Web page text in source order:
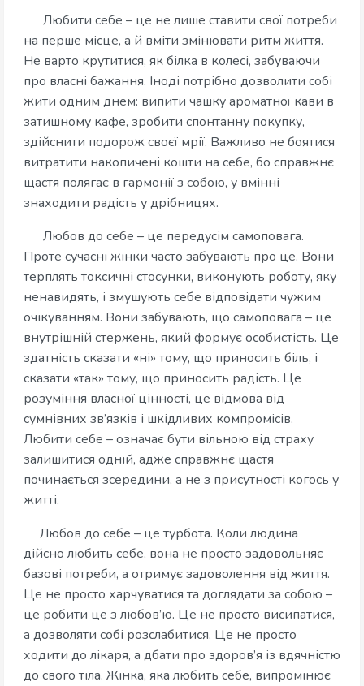
Любити себе – це не лише ставити свої потреби
на перше місце, а й вміти змінювати ритм життя.
Не варто крутитися, як білка в колесі, забуваючи
про власні бажання. Іноді потрібно дозволити собі
жити одним днем: випити чашку ароматної кави в
затишному кафе, зробити спонтанну покупку,
здійснити подорож своєї мрії. Важливо не боятися
витратити накопичені кошти на себе, бо справжнє
щастя полягає в гармонії з собою, у вмінні
знаходити радість у дрібницях.
Любов до себе – це передусім самоповага.
Проте сучасні жінки часто забувають про це. Вони
терплять токсичні стосунки, виконують роботу, яку
ненавидять, і змушують себе відповідати чужим
очікуванням. Вони забувають, що самоповага – це
внутрішній стержень, який формує особистість. Це
здатність сказати «ні» тому, що приносить біль, і
сказати «так» тому, що приносить радість. Це
розуміння власної цінності, це відмова від
сумнівних зв’язків і шкідливих компромісів.
Любити себе – означає бути вільною від страху
залишитися одній, адже справжнє щастя
починається зсередини, а не з присутності когось у
житті.
Любов до себе – це турбота. Коли людина
дійсно любить себе, вона не просто задовольняє
базові потреби, а отримує задоволення від життя.
Це не просто харчуватися та доглядати за собою –
це робити це з любов’ю. Це не просто висипатися,
а дозволяти собі розслабитися. Це не просто
ходити до лікаря, а дбати про здоров’я із вдячністю
до свого тіла. Жінка, яка любить себе, випромінює